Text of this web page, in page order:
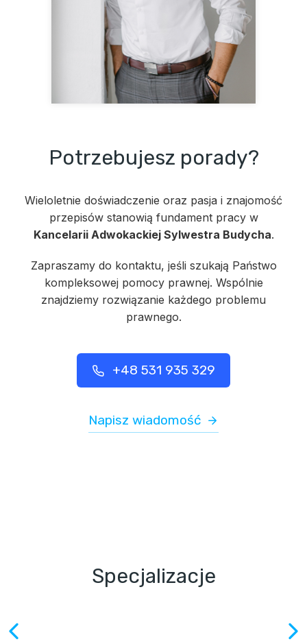
Potrzebujesz porady?
Wieloletnie doświadczenie oraz pasja i znajomość
przepisów stanowią fundament pracy w
Kancelarii Adwokackiej Sylwestra Budycha.
Zapraszamy do kontaktu, jeśli szukają Państwo
kompleksowej pomocy prawnej. Wspólnie
znajdziemy rozwiązanie każdego problemu
prawnego.
+48 531 935 329
Napisz wiadomość
Specjalizacje